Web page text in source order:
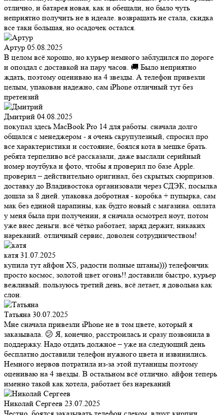
отлично, и батарея новая, как и обещали, но было чуть
неприятно получить не в идеале. возвращать не стала, скидка
все таки большая, но осадочек остался.
Артур 05.08.2025
В целом всё хорошо, но курьер немного заблудился по дороге
и опоздал с доставкой на пару часов. 🚚 Было неприятно
ждать, поэтому оцениваю на 4 звезды. А телефон привезли
целым, упакован надежно, сам iPhone отличный тут без
претензий
Дмитрий 04.08.2025
покупал здесь MacBook Pro 14 для работы. сначала долго
общался с менеджером - я очень скрупулезный, спросил про
все характеристики и состояние, боялся кота в мешке брать.
ребята терпеливо всё рассказали, даже выслали серийный
номер ноутбука и фото, чтобы я проверил по базе Apple.
проверил – действительно оригинал, без скрытых сюрпризов.
доставку до Владивостока организовали через СДЭК, посылка
дошла за 8 дней. упаковка добротная - коробка + пупырка, сам
мак без единой царапины, как будто новый с магазина. оплата
у меня была при получении, я сначала осмотрел ноут, потом
уже внес деньги. всё чётко работает, заряд держит, никаких
нареканий. отличный сервис, доволен сотрудничеством!
катя 31.07.2025
купила тут айфон XS, радости полные штаны))) телефончик
просто космос, золотой цвет огонь!! доставили быстро, курьер
вежливый. пользуюсь третий день, всё летает, я довольна как
слон.
Татьяна 30.07.2025
Мне сначала привезли iPhone не в том цвете, который я
заказывала. 😕 Я, конечно, расстроилась и сразу позвонила в
поддержку. Надо отдать должное – уже на следующий день
бесплатно доставили телефон нужного цвета и извинились.
Немного нервов потратила из-за этой путаницы поэтому
оцениваю на 4 звезды. В остальном всё отлично. айфон теперь
именно такой как хотела, работает без нареканий
Николай Сергеев 23.07.2025